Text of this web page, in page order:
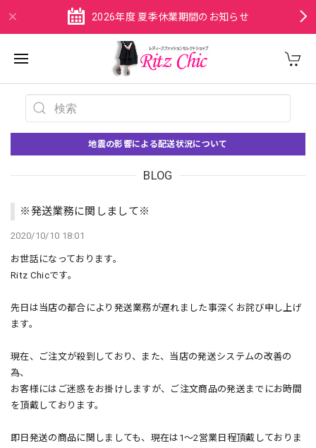
2026年度 夏季休業期間のお知らせ
地震の影響による配送状況について
BLOG
※発送業務に関しまして※
2020/10/10 18:01
お世話になっております。
Ritz Chicです。
先日は当店の都合により発送業務が遅れました事深くお詫び申し上げ
ます。
現在、ご注文が殺到しており、また、当店の発送システムの改善の
為、
お客様にはご迷惑をお掛けしますが、ご注文商品の発送までにお時間
を頂戴しております。
即日発送の商品に関しましても、現在は1～2営業日程頂戴しておりま